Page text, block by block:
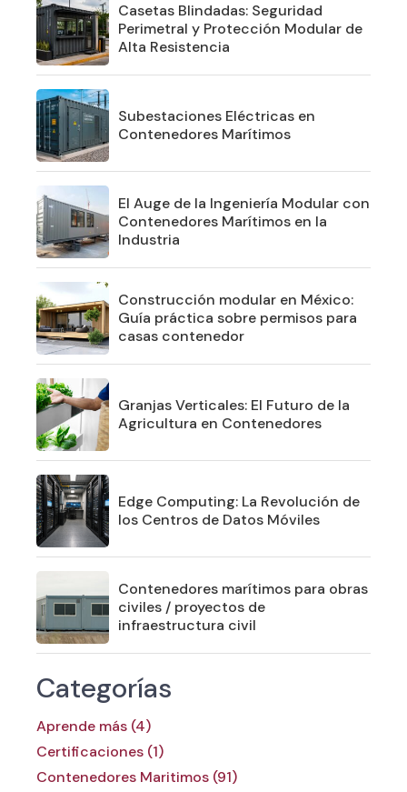
Casetas Blindadas: Seguridad
Perimetral y Protección Modular de
Alta Resistencia
Subestaciones Eléctricas en
Contenedores Marítimos
El Auge de la Ingeniería Modular con
Contenedores Marítimos en la
Industria
Construcción modular en México:
Guía práctica sobre permisos para
casas contenedor
Granjas Verticales: El Futuro de la
Agricultura en Contenedores
Edge Computing: La Revolución de
los Centros de Datos Móviles
Contenedores marítimos para obras
civiles / proyectos de
infraestructura civil
Categorías
Aprende más (4)
Certificaciones (1)
Contenedores Maritimos (91)